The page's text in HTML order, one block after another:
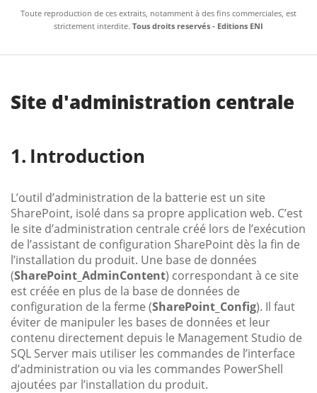
Toute reproduction de ces extraits, notamment à des fins commerciales, est
strictement interdite. Tous droits reservés - Editions ENI
Site d'administration centrale
Introduction
L’outil d’administration de la batterie est un site
SharePoint, isolé dans sa propre application web. C’est
le site d’administration centrale créé lors de l’exécution
de l’assistant de configuration SharePoint dès la fin de
l’installation du produit. Une base de données
(SharePoint_AdminContent) correspondant à ce site
est créée en plus de la base de données de
configuration de la ferme (SharePoint_Config). Il faut
éviter de manipuler les bases de données et leur
contenu directement depuis le Management Studio de
SQL Server mais utiliser les commandes de l’interface
d’administration ou via les commandes PowerShell
ajoutées par l’installation du produit.